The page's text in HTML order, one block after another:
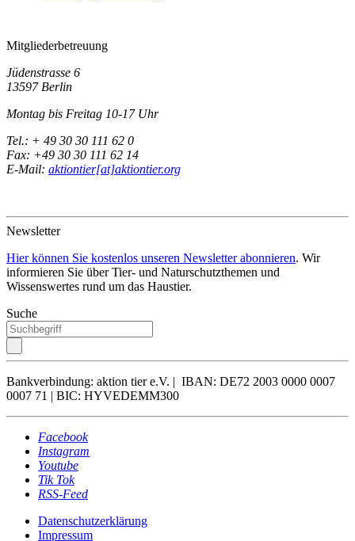
Mitgliederbetreuung
Jüdenstrasse 6
13597 Berlin
Montag bis Freitag 10-17 Uhr
Tel.: + 49 30 30 111 62 0
Fax: +49 30 30 111 62 14
E-Mail: aktiontier[at]aktiontier.org
Newsletter
Hier können Sie kostenlos unseren Newsletter abonnieren. Wir
informieren Sie über Tier- und Naturschutzthemen und
Wissenswertes rund um das Haustier.
Suche
Bankverbindung: aktion tier e.V. | IBAN: DE72 2003 0000 0007
0007 71 | BIC: HYVEDEMM300
Facebook
Instagram
Youtube
Tik Tok
RSS-Feed
Datenschutzerklärung
Impressum